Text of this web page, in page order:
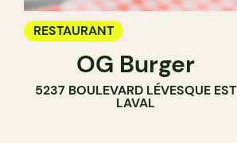
RESTAURANT
OG Burger
5237 BOULEVARD LÉVESQUE EST
LAVAL